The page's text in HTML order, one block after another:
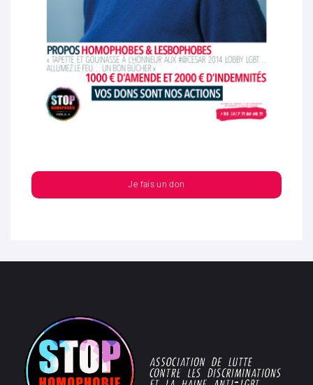
Je fais un don